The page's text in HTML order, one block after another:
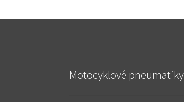
Motocyklové pneumatiky